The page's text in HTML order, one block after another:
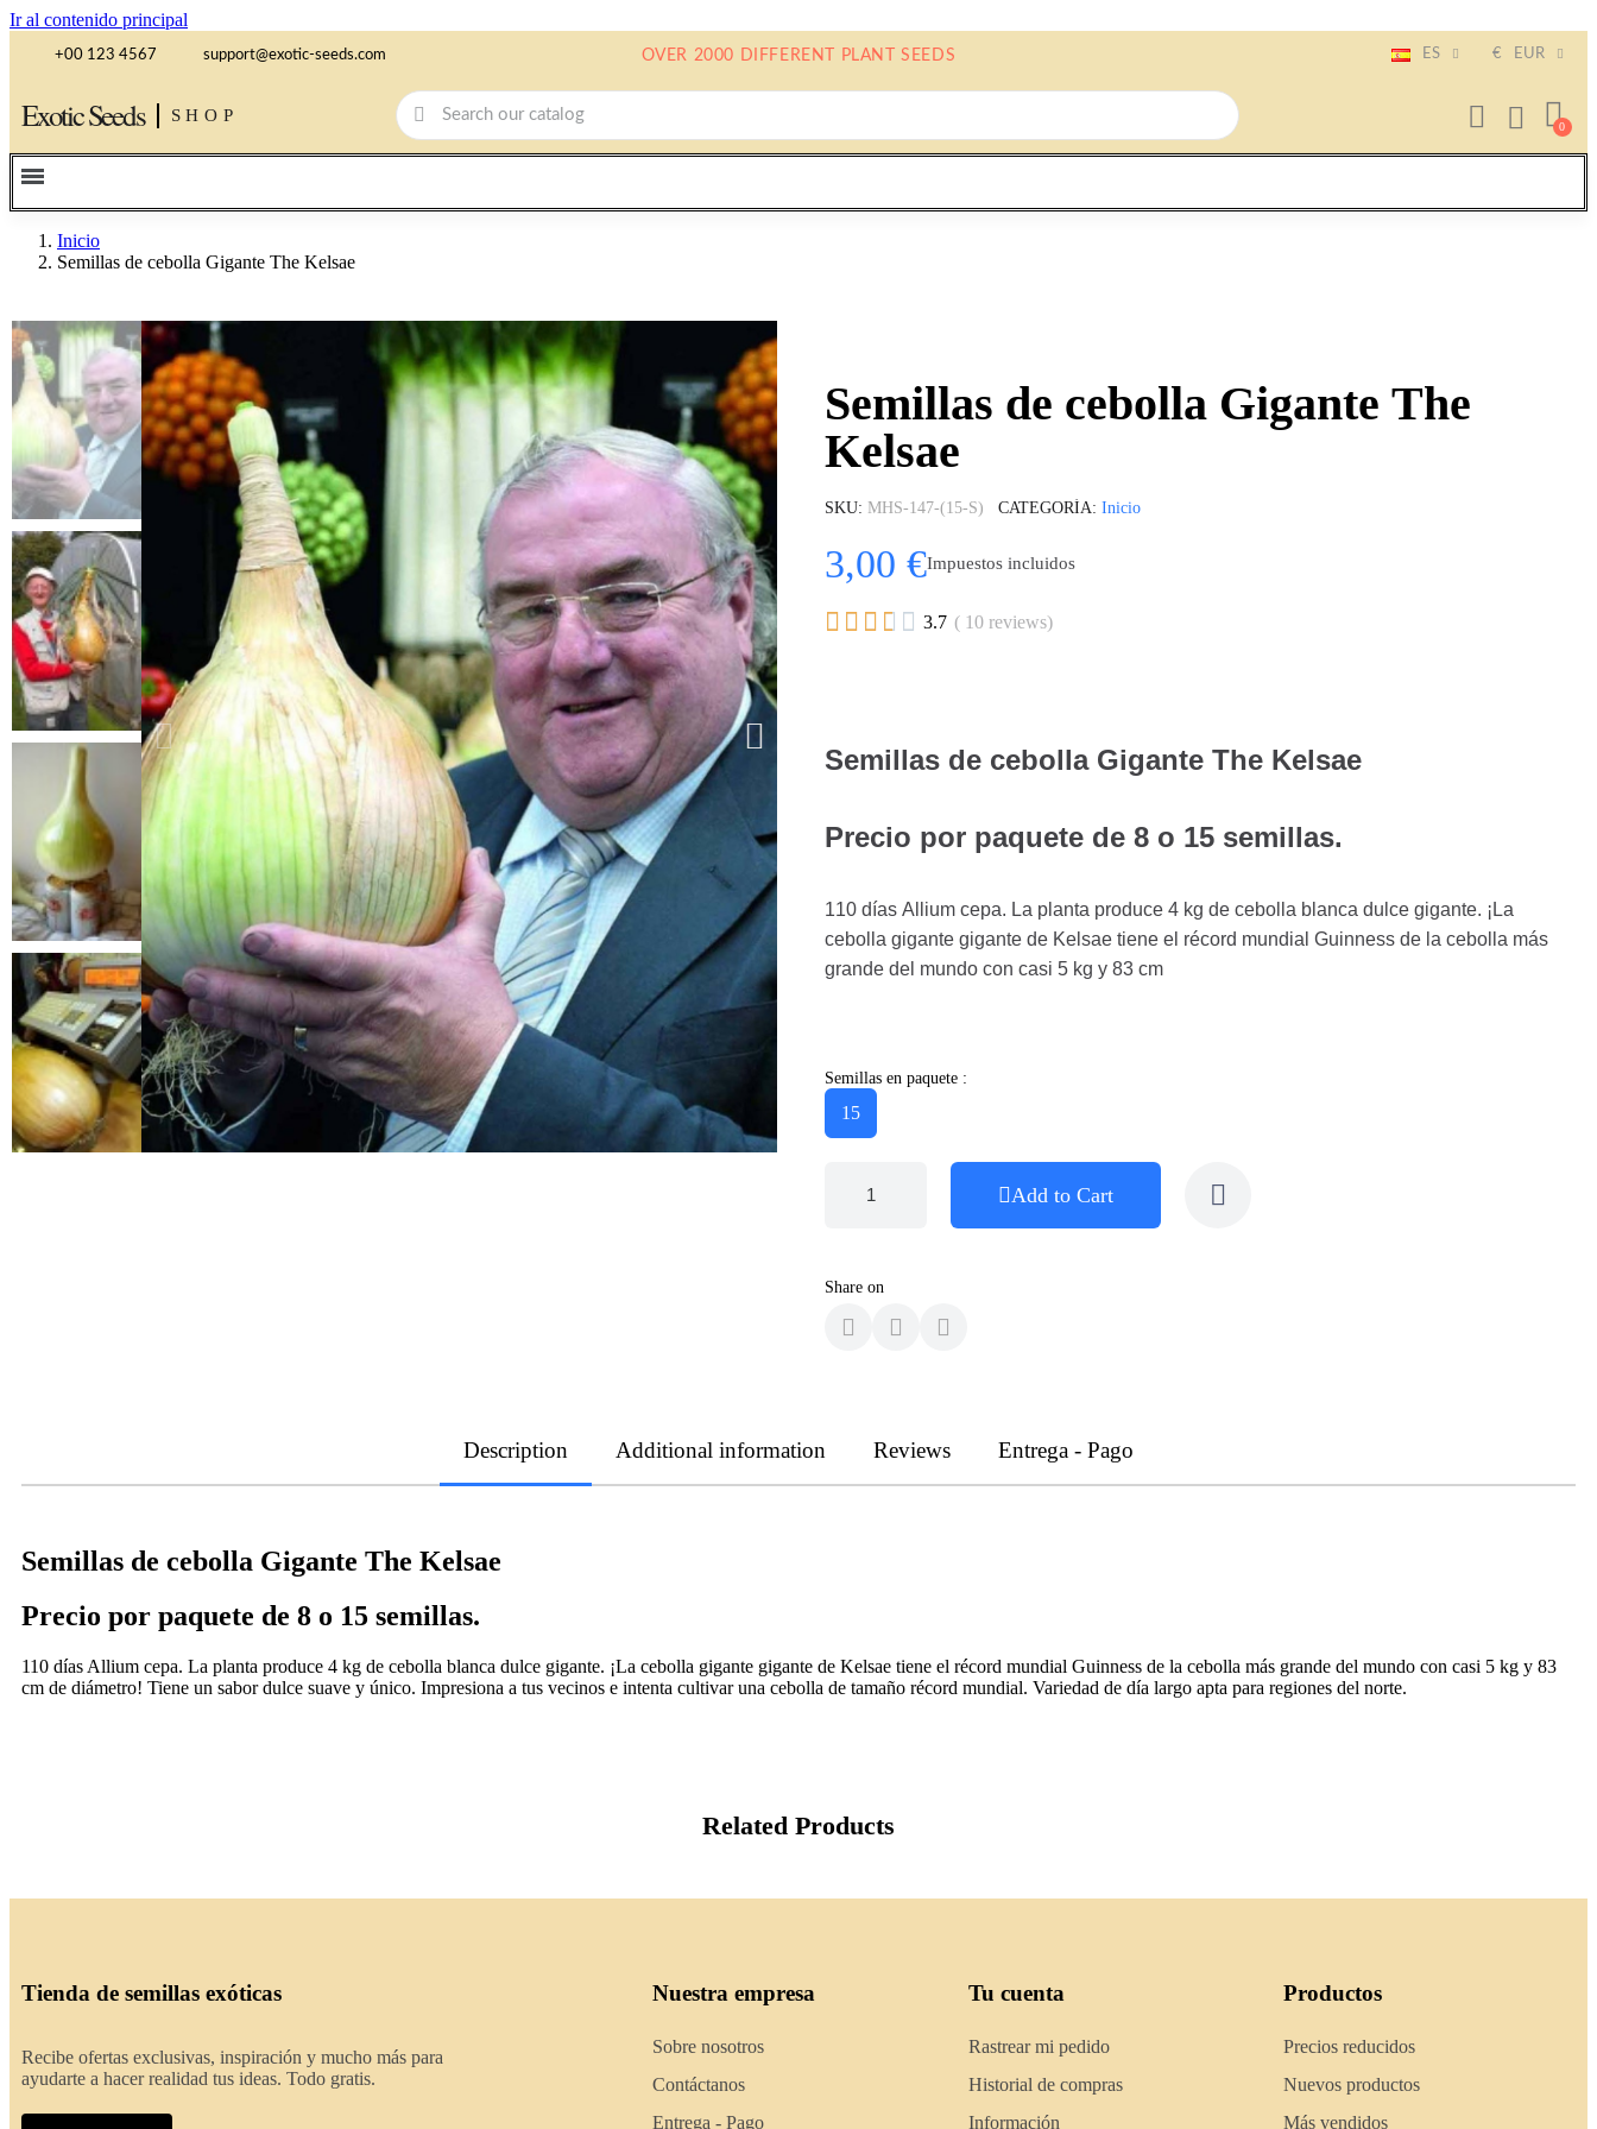
Ir al contenido principal
+00 123 4567 support@exotic-seeds.com OVER 2000 DIFFERENT PLANT SEEDS ES € EUR
Exotic Seeds SHOP
Inicio
Semillas de cebolla Gigante The Kelsae
Semillas de cebolla Gigante The
Kelsae
SKU MHS-147-(15-S) CATEGORÍA Inicio
3,00 €Impuestos incluidos
     3.7 ( 10 reviews)
Semillas de cebolla Gigante The Kelsae
Precio por paquete de 8 o 15 semillas.
110 días Allium cepa. La planta produce 4 kg de cebolla blanca dulce gigante. ¡La
cebolla gigante gigante de Kelsae tiene el récord mundial Guinness de la cebolla más
grande del mundo con casi 5 kg y 83 cm
Semillas en paquete :
15
Add to Cart
Share on
Description Additional information Reviews Entrega - Pago
Semillas de cebolla Gigante The Kelsae
Precio por paquete de 8 o 15 semillas.
110 días Allium cepa. La planta produce 4 kg de cebolla blanca dulce gigante. ¡La cebolla gigante gigante de Kelsae tiene el récord mundial Guinness de la cebolla más grande del mundo con casi 5 kg y 83
cm de diámetro! Tiene un sabor dulce suave y único. Impresiona a tus vecinos e intenta cultivar una cebolla de tamaño récord mundial. Variedad de día largo apta para regiones del norte.
Related Products
Tienda de semillas exóticas
Recibe ofertas exclusivas, inspiración y mucho más para
ayudarte a hacer realidad tus ideas. Todo gratis.
Nuestra empresa
Sobre nosotros
Contáctanos
Entrega - Pago
Tu cuenta
Rastrear mi pedido
Historial de compras
Información
Productos
Precios reducidos
Nuevos productos
Más vendidos